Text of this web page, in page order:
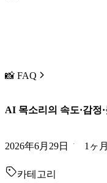
📸 FAQ
AI 목소리의 속도·감정
2026年6月29日 1ヶ
카테고리